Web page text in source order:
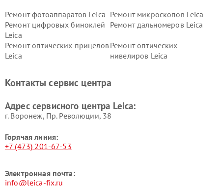
Ремонт фотоаппаратов Leica Ремонт микроскопов Leica
Ремонт цифровых биноклей
Leica
Ремонт дальномеров Leica
Ремонт оптических прицелов
Leica
Ремонт оптических
нивелиров Leica
Контакты сервис центра
Адрес сервисного центра Leica:
г. Воронеж, Пр. Революции, 38
Горячая линия:
+7 (473) 201-67-53
Электронная почта:
info@leica-fix.ru